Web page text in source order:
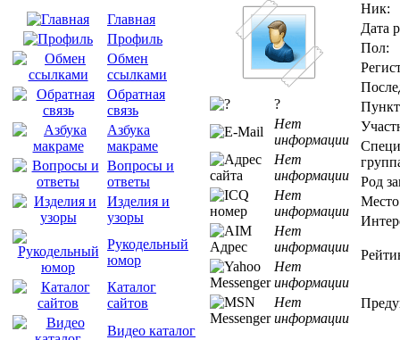
Главная
Профиль
Обмен
ссылками
Обратная
связь
Азбука
макраме
Вопросы и
ответы
Изделия и
узоры
Рукодельный
юмор
Каталог
сайтов
Видео каталог
Ник:
Дата
Пол:
Род
Место
?
Нет
информации
Нет
информации
Нет
информации
Нет
информации
Нет
информации
Нет
информации